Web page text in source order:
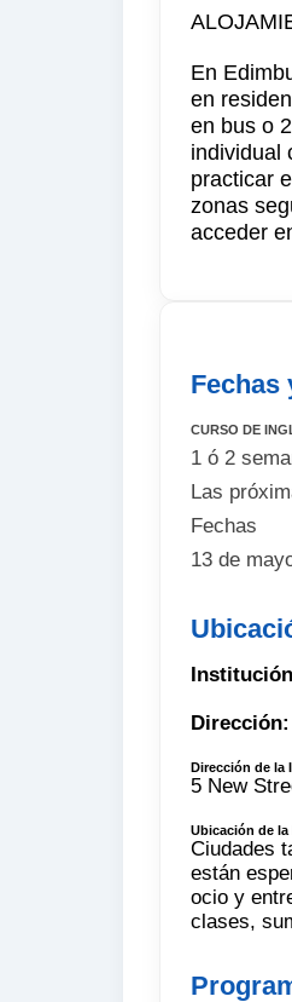
En
en
en bus o
individual
practicar
zonas
acceder
Fechas
CURSO DE
1 ó 2
Las
Fechas
13 de
Dirección:
Dirección de la
5 New
Ubicación de
Ciudades
están
ocio y
clases,